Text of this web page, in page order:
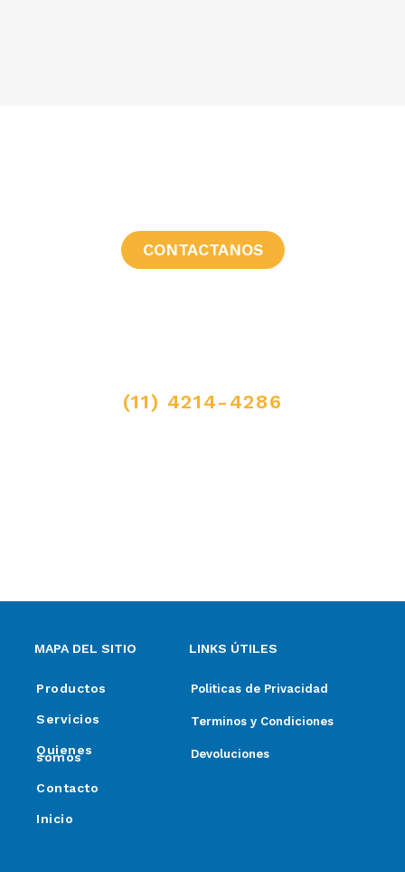
CONTACTANOS
(11) 4214-4286
MAPA DEL SITIO
Productos
Servicios
Quienes
somos
Contacto
Inicio
LINKS ÚTILES
Politicas de Privacidad
Terminos y Condiciones
Devoluciones